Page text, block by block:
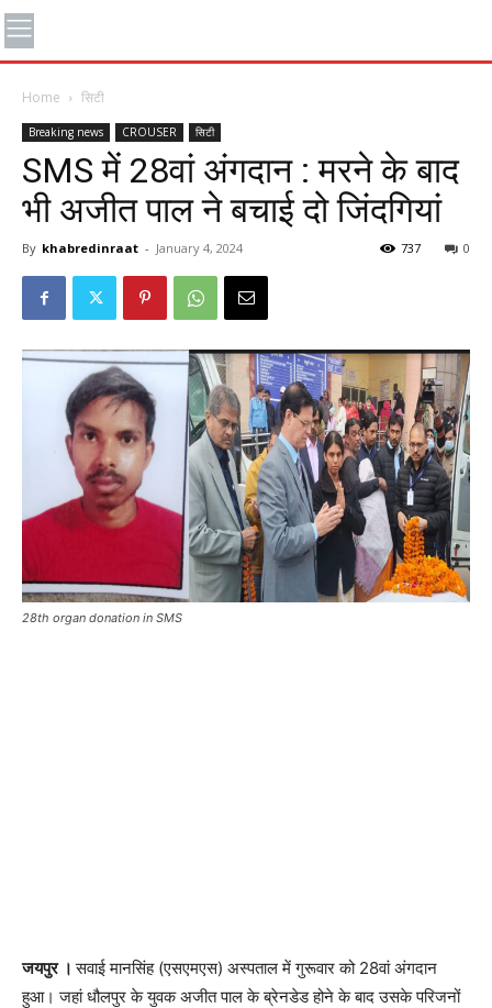
Home सिटी
Breaking news CROUSER सिटी
SMS में 28वां अंगदान : मरने के बाद
भी अजीत पाल ने बचाई दो जिंदगियां
By khabredinraat - January 4, 2024 0
737
28th organ donation in SMS
जयपुर ।सवाई मानसिंह (एसएमएस) अस्पताल में गुरूवार को 28वां अंगदान
हुआ। जहां धौलपुर के युवक अजीत पाल के ब्रेनडेड होने के बाद उसके परिजनों